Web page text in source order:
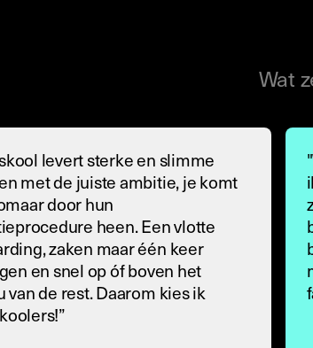
Wat
levert sterke en slimme
met de juiste ambitie, je komt
door hun
heen. Een vlotte
zaken maar één keer
en snel op óf boven het
van de rest. Daarom kies ik